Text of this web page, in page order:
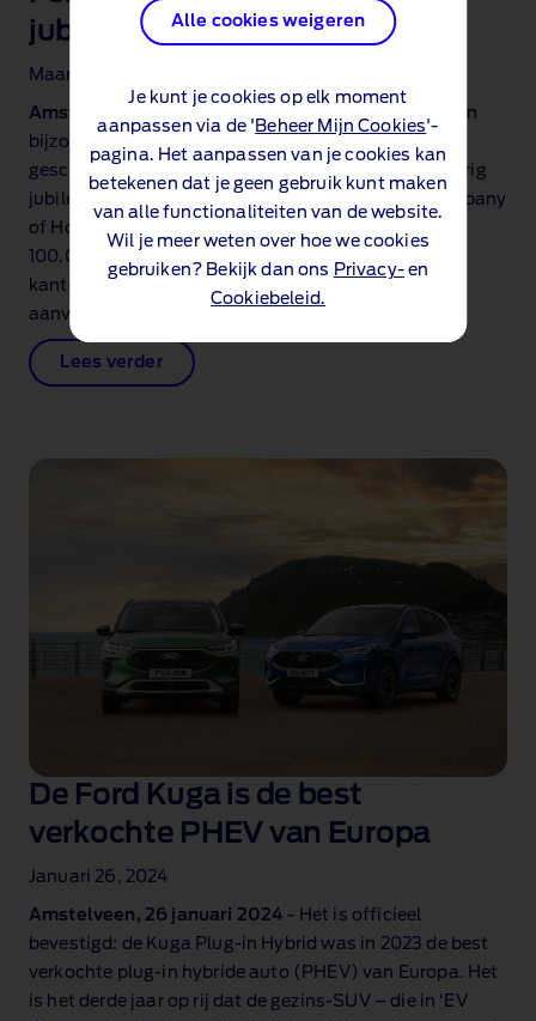
Alle cookies weigeren
Je kunt je cookies op elk moment
aanpassen via de ' Beheer Mijn Cookies'-
pagina. Het aanpassen van je cookies kan
betekenen dat je geen gebruik kunt maken
van alle functionaliteiten van de website.
Wil je meer weten over hoe we cookies
gebruiken? Bekijk dan ons Privacy-en
Cookiebeleid.
jubileum
Maart 6, 2024
Amstelveen, 6 maart 2024
– Vandaag markeert een
bijzondere mijlpaal in de Nederlandse automotive
geschiedenis, want Ford viert in ons land het 100‑jarig
jubileum. Op 6 maart 1924 werd de Ford Motor Company
of Holland opgericht met een startkapitaal van FL
100.000,‑ en een team van 55 personeelsleden. Het
kantoor waar Ford Nederland in 1924 begon, was
aanvankelijk gevestigd in een Rotterdams hotel.
Lees verder
De Ford Kuga is de best
verkochte PHEV van Europa
Januari 26, 2024
Amstelveen, 26 januari 2024 ‑ Het is officieel
bevestigd: de Kuga Plug‑in Hybrid was in 2023 de best
verkochte plug‑in hybride auto (PHEV) van Europa. Het
is het derde jaar op rij dat de gezins‑SUV – die in ‘EV